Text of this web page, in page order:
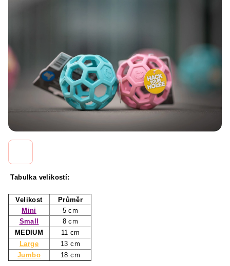
Tabulka velikostí:
Velikost
Průměr
Mini
5 cm
Small
8 cm
MEDIUM
11 cm
Large
13 cm
Jumbo
18 cm